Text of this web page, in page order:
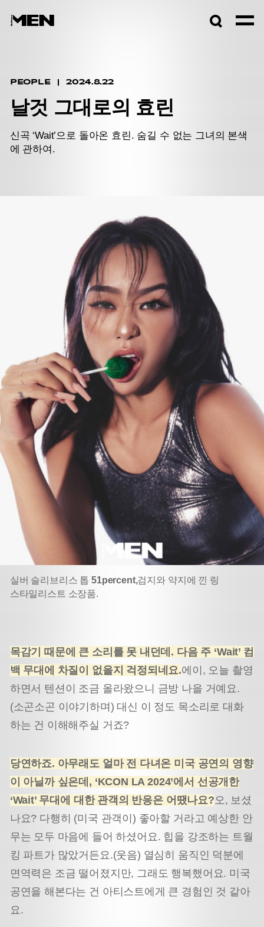
PEOPLE 2024.8.22
날것 그대로의 효린
신곡 ‘Wait’으로 돌아온 효린. 숨길 수 없는 그녀의 본색
에 관하여.
실버 슬리브리스 톱51percent,검지와 약지에 낀 링
스타일리스트 소장품.
목감기 때문에 큰 소리를 못 내던데. 다음 주 ‘Wait’ 컴
백 무대에 차질이 없을지 걱정되네요.에이, 오늘 촬영
하면서 텐션이 조금 올라왔으니 금방 나을 거예요.
(소곤소곤 이야기하며) 대신 이 정도 목소리로 대화
하는 건 이해해주실 거죠?
당연하죠. 아무래도 얼마 전 다녀온 미국 공연의 영향
이 아닐까 싶은데, ‘KCON LA 2024’에서 선공개한
‘Wait’ 무대에 대한 관객의 반응은 어땠나요? 오, 보셨
나요? 다행히 (미국 관객이) 좋아할 거라고 예상한 안
무는 모두 마음에 들어 하셨어요. 힙을 강조하는 트월
킹 파트가 많았거든요.(웃음) 열심히 움직인 덕분에
면역력은 조금 떨어졌지만, 그래도 행복했어요. 미국
공연을 해본다는 건 아티스트에게 큰 경험인 것 같아
요.